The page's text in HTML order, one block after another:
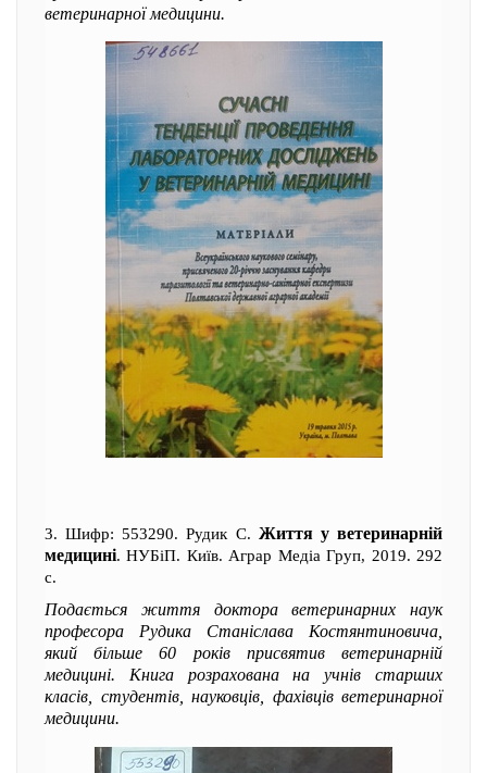
ветеринарної медицини.
3. Шифр: 553290. Рудик С. Життя у ветеринарній
медицині. НУБіП. Київ. Аграр Медіа Груп, 2019. 292
с.
Подається життя доктора ветеринарних наук
професора Рудика Станіслава Костянтиновича,
який більше 60 років присвятив ветеринарній
медицині. Книга розрахована на учнів старших
класів, студентів, науковців, фахівців ветеринарної
медицини.